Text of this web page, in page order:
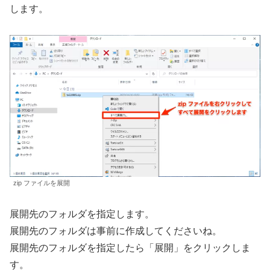
します。
zip ファイルを展開
展開先のフォルダを指定します。
展開先のフォルダは事前に作成してくださいね。
展開先のフォルダを指定したら「展開」をクリックしま
す。